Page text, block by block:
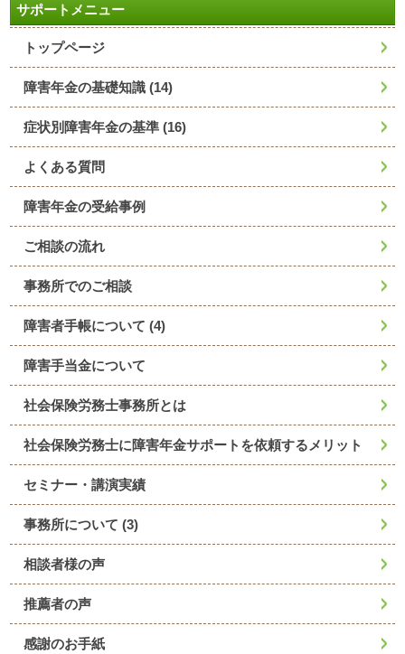
サポートメニュー
トップページ
障害年金の基礎知識 (14)
症状別障害年金の基準 (16)
よくある質問
障害年金の受給事例
ご相談の流れ
事務所でのご相談
障害者手帳について (4)
障害手当金について
社会保険労務士事務所とは
社会保険労務士に障害年金サポートを依頼するメリット
セミナー・講演実績
事務所について (3)
相談者様の声
推薦者の声
感謝のお手紙